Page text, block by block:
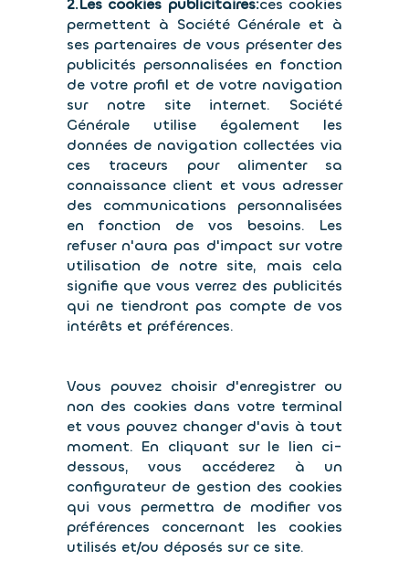
2.Les cookies publicitaires:ces cookies
permettent à Société Générale et à
ses partenaires de vous présenter des
publicités personnalisées en fonction
de votre profil et de votre navigation
sur notre site internet. Société
Générale utilise également les
données de navigation collectées via
ces traceurs pour alimenter sa
connaissance client et vous adresser
des communications personnalisées
en fonction de vos besoins. Les
refuser n'aura pas d'impact sur votre
utilisation de notre site, mais cela
signifie que vous verrez des publicités
qui ne tiendront pas compte de vos
intérêts et préférences.
Vous pouvez choisir d'enregistrer ou
non des cookies dans votre terminal
et vous pouvez changer d'avis à tout
moment. En cliquant sur le lien ci-
dessous, vous accéderez à un
configurateur de gestion des cookies
qui vous permettra de modifier vos
préférences concernant les cookies
utilisés et/ou déposés sur ce site.